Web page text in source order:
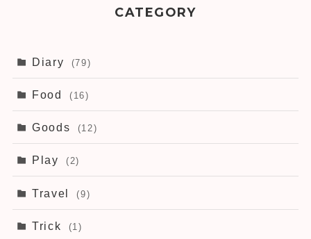
CATEGORY
Diary (79)
Food (16)
Goods (12)
Play (2)
Travel (9)
Trick (1)